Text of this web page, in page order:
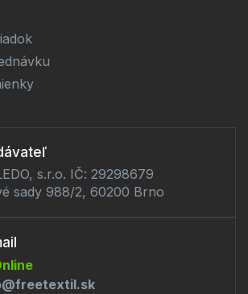
s.r.o. IČ: 29298679
sady 988/2, 60200 Brno